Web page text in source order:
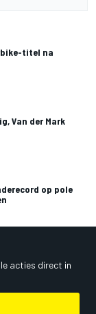
titel na
Van der Mark
op pole
acties direct in